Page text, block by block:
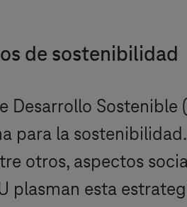
de sostenibilidad
Sostenible
para la
otros, aspectos
plasman esta